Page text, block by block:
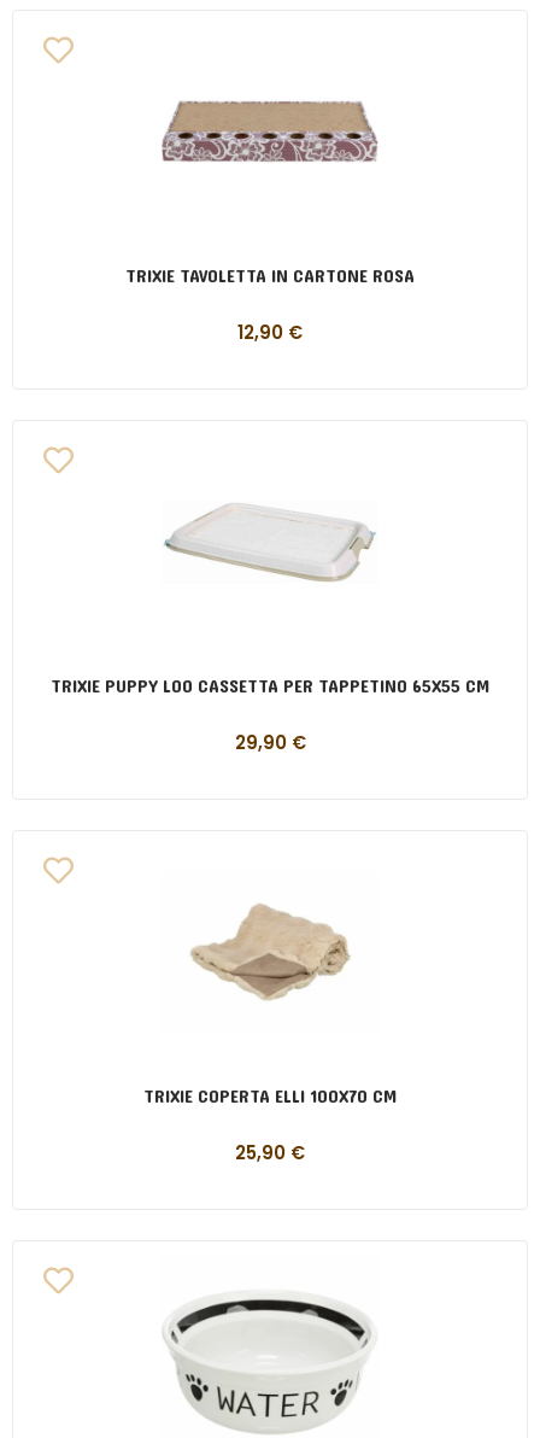
TRIXIE TAVOLETTA IN CARTONE ROSA
12,90 €
TRIXIE PUPPY LOO CASSETTA PER TAPPETINO 65X55 CM
29,90 €
TRIXIE COPERTA ELLI 100X70 CM
25,90 €